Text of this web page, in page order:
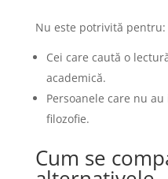
Nu este potrivită pentru:
Cei care caută o
academică.
Persoanele care nu
filozofie.
Cum se